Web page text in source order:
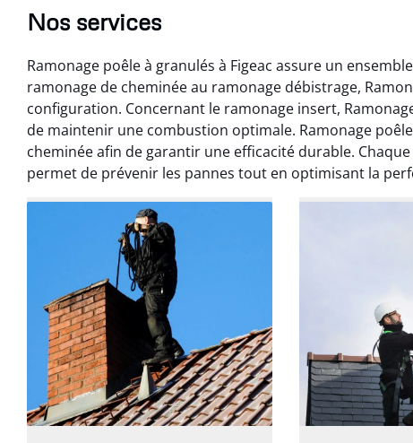
Nos services
Ramonage poêle à granulés à Figeac assure un
ramonage de cheminée au ramonage débistrage,
configuration. Concernant le ramonage insert,
de maintenir une combustion optimale. Ramonage
cheminée afin de garantir une efficacité durable.
permet de prévenir les pannes tout en optimisant la
Ramonage
les règles. Travail
sans